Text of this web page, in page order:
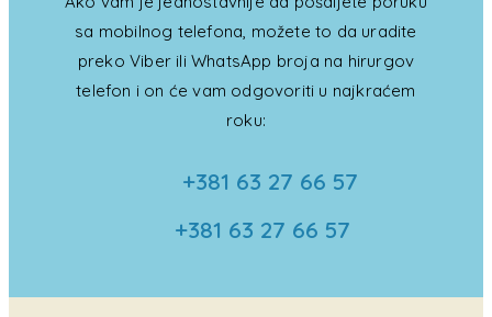
sa mobilnog telefona, možete to da uradite
preko Viber ili WhatsApp broja na hirurgov
telefon i on će vam odgovoriti u najkraćem
roku:
+381 63 27 66 57
+381 63 27 66 57